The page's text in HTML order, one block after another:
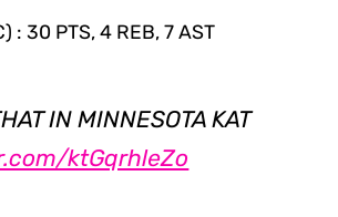
: 30 PTS, 4 REB, 7 AST
IN MINNESOTA KAT
ktGqrhleZo